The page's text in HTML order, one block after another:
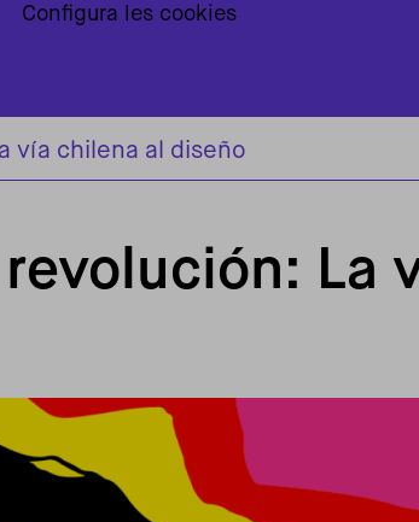
vía chilena al diseño
La
Configura les cookies